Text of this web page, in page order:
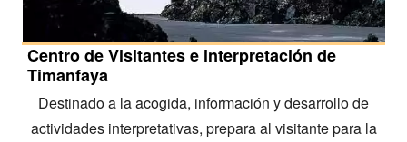
Centro de Visitantes e interpretación de
Timanfaya
Destinado a la acogida, información y desarrollo de
actividades interpretativas, prepara al visitante para la